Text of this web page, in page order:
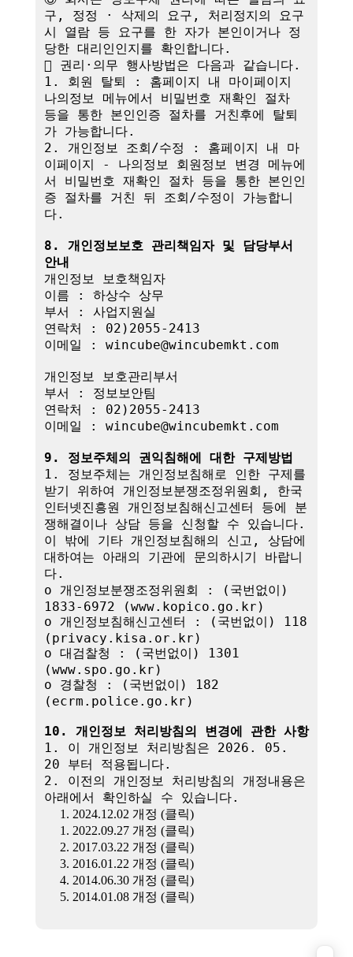
구, 정정 · 삭제의 요구, 처리정지의 요구
시 열람 등 요구를 한 자가 본인이거나 정
당한 대리인인지를 확인합니다.
 권리·의무 행사방법은 다음과 같습니다.
1. 회원 탈퇴 : 홈페이지 내 마이페이지
나의정보 메뉴에서 비밀번호 재확인 절차
등을 통한 본인인증 절차를 거친후에 탈퇴
가 가능합니다.
2. 개인정보 조회/수정 : 홈페이지 내 마
이페이지 - 나의정보 회원정보 변경 메뉴에
서 비밀번호 재확인 절차 등을 통한 본인인
증 절차를 거친 뒤 조회/수정이 가능합니
다.
8. 개인정보보호 관리책임자 및 담당부서
안내
개인정보 보호책임자
이름 : 하상수 상무
부서 : 사업지원실
연락처 : 02)2055-2413
이메일 : wincube@wincubemkt.com
개인정보 보호관리부서
부서 : 정보보안팀
연락처 : 02)2055-2413
이메일 : wincube@wincubemkt.com
9. 정보주체의 권익침해에 대한 구제방법
1. 정보주체는 개인정보침해로 인한 구제를
받기 위하여 개인정보분쟁조정위원회, 한국
인터넷진흥원 개인정보침해신고센터 등에 분
쟁해결이나 상담 등을 신청할 수 있습니다.
이 밖에 기타 개인정보침해의 신고, 상담에
대하여는 아래의 기관에 문의하시기 바랍니
다.
o 개인정보분쟁조정위원회 : (국번없이)
1833-6972 (www.kopico.go.kr)
o 개인정보침해신고센터 : (국번없이) 118
(privacy.kisa.or.kr)
o 대검찰청 : (국번없이) 1301
(www.spo.go.kr)
o 경찰청 : (국번없이) 182
(ecrm.police.go.kr)
10. 개인정보 처리방침의 변경에 관한 사항
1. 이 개인정보 처리방침은 2026. 05.
20 부터 적용됩니다.
2. 이전의 개인정보 처리방침의 개정내용은
아래에서 확인하실 수 있습니다.
1. 2024.12.02 개정 (클릭)
1. 2022.09.27 개정 (클릭)
2. 2017.03.22 개정 (클릭)
3. 2016.01.22 개정 (클릭)
4. 2014.06.30 개정 (클릭)
5. 2014.01.08 개정 (클릭)